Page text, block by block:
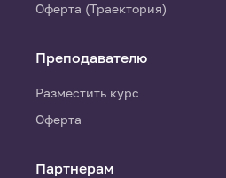
Оферта (Траектория)
Преподавателю
Разместить курс
Оферта
Партнерам